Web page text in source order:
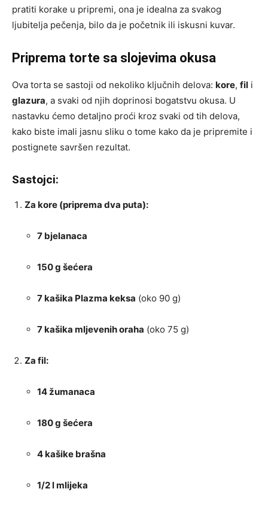
pratiti korake u pripremi, ona je idealna za svakog
ljubitelja pečenja, bilo da je početnik ili iskusni kuvar.
Priprema torte sa slojevima okusa
Ova torta se sastoji od nekoliko ključnih delova: kore, fil i
glazura, a svaki od njih doprinosi bogatstvu okusa. U
nastavku ćemo detaljno proći kroz svaki od tih delova,
kako biste imali jasnu sliku o tome kako da je pripremite i
postignete savršen rezultat.
Sastojci:
Za kore (priprema dva puta):
7 bjelanaca
150 g šećera
7 kašika Plazma keksa (oko 90 g)
7 kašika mljevenih oraha (oko 75 g)
Za fil:
14 žumanaca
180 g šećera
4 kašike brašna
1/2 l mlijeka